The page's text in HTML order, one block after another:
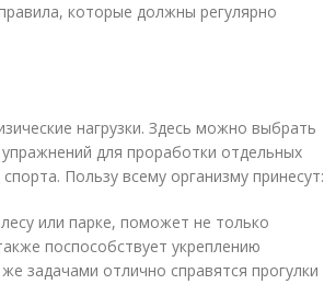
которые должны регулярно
нагрузки. Здесь можно выбрать
для проработки отдельных
Пользу всему организму принесут:
или парке, поможет не только
поспособствует укреплению
задачами отлично справятся прогулки